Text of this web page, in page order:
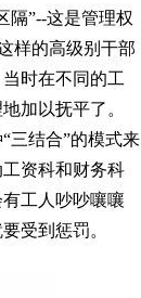
隔”--这是管理权
样的高级别干部
时在不同的工
加以抚平了。
三结合”的模式来
资科和财务科
工人吵吵嚷嚷
受到惩罚。